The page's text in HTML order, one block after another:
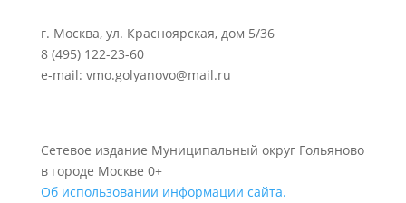
г. Москва, ул. Красноярская, дом 5/36
8 (495) 122-23-60
e-mail: vmo.golyanovo@mail.ru
Сетевое издание Муниципальный округ Гольяново
в городе Москве 0+
Об использовании информации сайта.